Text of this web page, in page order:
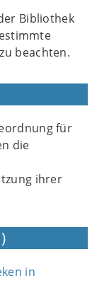
Bibliothek
beachten.
für
die
ihrer
in